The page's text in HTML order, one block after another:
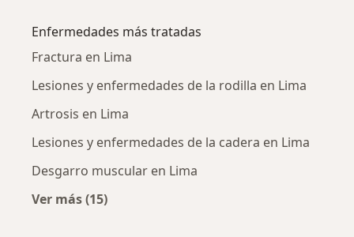
Enfermedades más tratadas
Fractura en Lima
Lesiones y enfermedades de la rodilla en Lima
Artrosis en Lima
Lesiones y enfermedades de la cadera en Lima
Desgarro muscular en Lima
Ver más (15)